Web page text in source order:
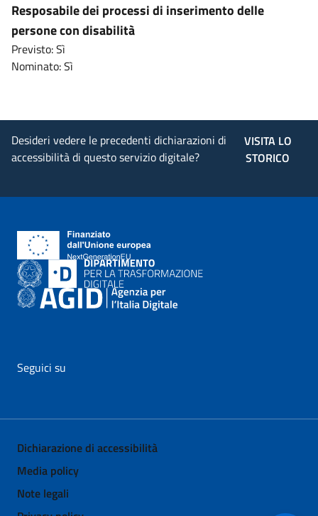
Resposabile dei processi di inserimento delle
persone con disabilità
Previsto: Sì
Nominato: Sì
Desideri vedere le precedenti dichiarazioni di
accessibilità di questo servizio digitale?
VISITA LO
STORICO
Seguici su
Dichiarazione di accessibilità
Media policy
Note legali